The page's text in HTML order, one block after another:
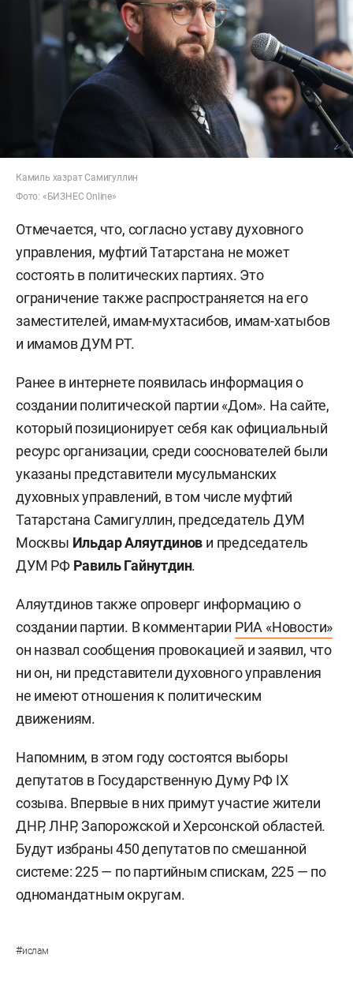
Камиль хазрат Самигуллин
Фото: «БИЗНЕС Online»
Отмечается, что, согласно уставу духовного
управления, муфтий Татарстана не может
состоять в политических партиях. Это
ограничение также распространяется на его
заместителей, имам-мухтасибов, имам-хатыбов
и имамов ДУМ РТ.
Ранее в интернете появилась информация о
создании политической партии «Дом». На сайте,
который позиционирует себя как официальный
ресурс организации, среди сооснователей были
указаны представители мусульманских
духовных управлений, в том числе муфтий
Татарстана Самигуллин, председатель ДУМ
Москвы Ильдар Аляутдинов и председатель
ДУМ РФ Равиль Гайнутдин.
Аляутдинов также опроверг информацию о
создании партии. В комментарии РИА «Новости»
он назвал сообщения провокацией и заявил, что
ни он, ни представители духовного управления
не имеют отношения к политическим
движениям.
Напомним, в этом году состоятся выборы
депутатов в Государственную Думу РФ IX
созыва. Впервые в них примут участие жители
ДНР, ЛНР, Запорожской и Херсонской областей.
Будут избраны 450 депутатов по смешанной
системе: 225 — по партийным спискам, 225 — по
одномандатным округам.
#ислам